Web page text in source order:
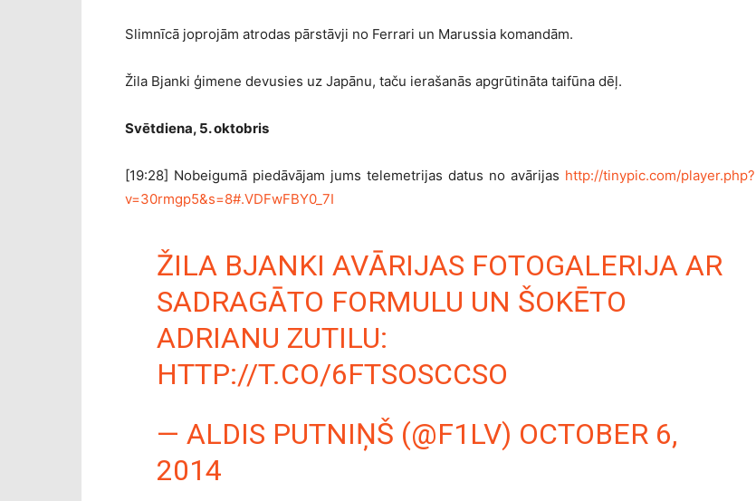
Slimnīcā joprojām atrodas pārstāvji no Ferrari un Marussia komandām.
Žila Bjanki ģimene devusies uz Japānu, taču ierašanās apgrūtināta taifūna dēļ.
Svētdiena, 5. oktobris
[19:28] Nobeigumā piedāvājam jums telemetrijas datus no avārijas http://tinypic.com/player.php?
v=30rmgp5&s=8#.VDFwFBY0_7I
ŽILA BJANKI AVĀRIJAS FOTOGALERIJA AR
SADRAGĀTO FORMULU UN ŠOKĒTO
ADRIANU ZUTILU:
HTTP://T.CO/6FTSOSCCSO
— ALDIS PUTNIŅŠ (@F1LV) OCTOBER 6,
2014